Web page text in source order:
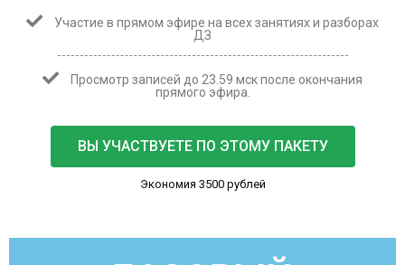
Участие в прямом эфире на всех занятиях и разборах
ДЗ
Просмотр записей до 23.59 мск после окончания
прямого эфира.
ВЫ УЧАСТВУЕТЕ ПО ЭТОМУ ПАКЕТУ
Экономия 3500 рублей